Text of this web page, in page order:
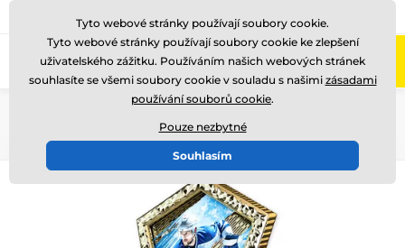
Zavolejte nám (Po-Pá 8-17)
Tyto webové stránky používají soubory cookie.
Tyto webové stránky používají soubory cookie ke zlepšení
uživatelského zážitku. Používáním našich webových stránek
souhlasíte se všemi soubory cookie v souladu s našimi zásadami
používání souborů cookie.
Pouze nezbytné
Souhlasím